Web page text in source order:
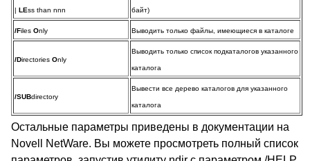
| LEss than nnn байт)
/Files Only Выводить только файлы, имеющиеся в каталоге
/Directories Only
Выводить только список подкаталогов указанного
каталога
/SUBdirectory
Вывести все дерево каталогов для указанного
каталога
Остальные параметры приведены в документации на
Novell NetWare. Вы можете просмотреть полный список